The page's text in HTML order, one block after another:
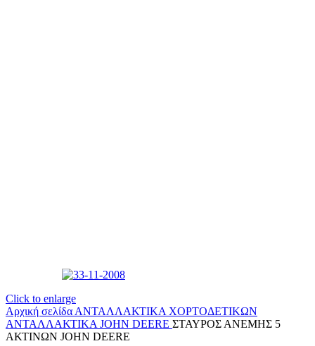
Click to enlarge
Αρχική σελίδα ΑΝΤΑΛΛΑΚΤΙΚΑ ΧΟΡΤΟΔΕΤΙΚΩΝ
ΑΝΤΑΛΛΑΚΤΙΚΑ JOHN DEERE ΣΤΑΥΡΟΣ ΑΝΕΜΗΣ 5
ΑΚΤΙΝΩΝ JOHN DEERE